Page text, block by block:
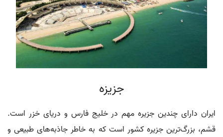
جزیزه
ایران دارای چندین جزیره مهم در خلیج فارس و دریای خزر است.
قشم، بزرگ‌ترین جزیره کشور است که به خاطر جاذبه‌های طبیعی و